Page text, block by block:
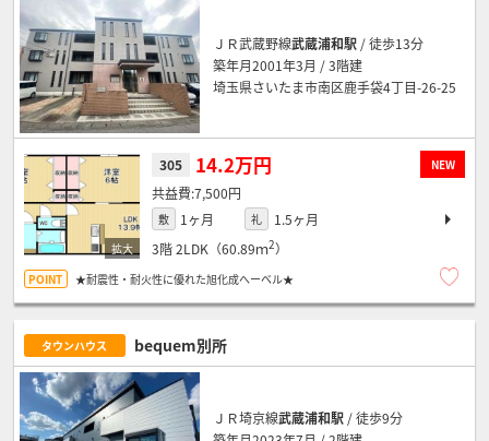
ＪＲ武蔵野線武蔵浦和駅 / 徒歩13分
築年月2001年3月 / 3階建
埼玉県さいたま市南区鹿手袋4丁目-26-25
NEW
305 14.2万円
7,500円
敷 1ヶ月 礼
1.5ヶ月
3階2LDK（60.89ｍ2）
★耐震性・耐火性に優れた旭化成へーベル★
タウンハウス bequem別所
ＪＲ埼京線武蔵浦和駅 / 徒歩9分